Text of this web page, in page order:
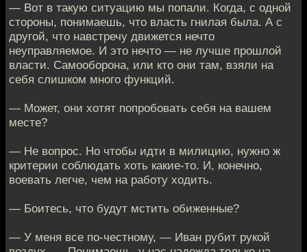
— Вот в такую ситуацию мы попали. Когда, с одной
стороны, понимаешь, что власть гнилая была. А с
другой, что навстречу движется нечто
неуправляемое. И это нечто — не лучше прошлой
власти. Самооборона, или кто они там, взяли на
себя слишком много функций.
— Может, они хотят попробовать себя на вашем
месте?
— Не вопрос. Но чтобы идти в милицию, нужно ж
критерии соблюдать хоть какие-то. И, конечно,
воевать легче, чем на работу ходить.
— Боитесь, что будут мстить обиженные?
— У меня все по-честному, — Иван рубит рукой